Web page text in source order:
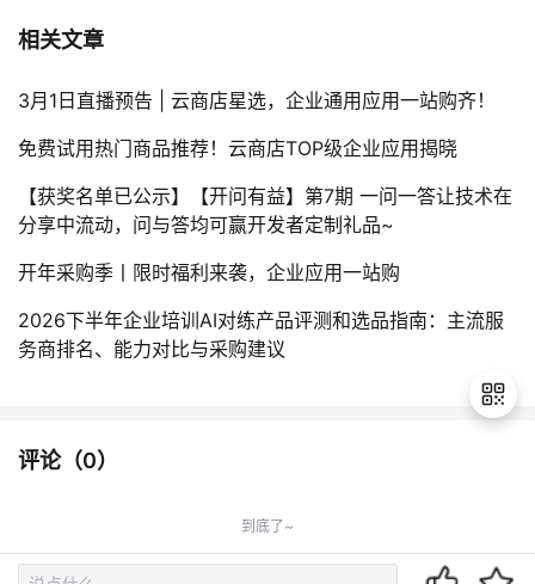
相关文章
3月1日直播预告 | 云商店星选，企业通用应用一站购齐！
免费试用热门商品推荐！云商店TOP级企业应用揭晓
【获奖名单已公示】【开问有益】第7期 一问一答让技术在
分享中流动，问与答均可赢开发者定制礼品~
开年采购季丨限时福利来袭，企业应用一站购
2026下半年企业培训AI对练产品评测和选品指南：主流服
务商排名、能力对比与采购建议
评论（0）
到底了~